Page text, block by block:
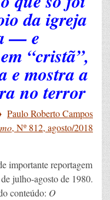
da igreja
— e
“cristã”,
e mostra a
no terror
Paulo Roberto Campos
, Nº 812, agosto/2018
importante reportagem
julho-agosto de 1980.
conteúdo: O